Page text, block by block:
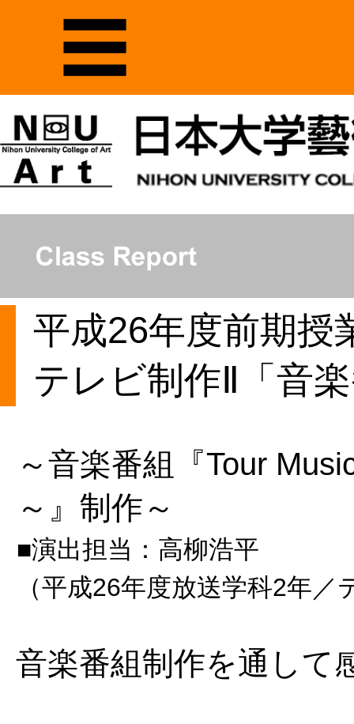
平成26年度前期授
テレビ制作Ⅱ「音
～音楽番組『Tour
～』制作～
■演出担当：高柳浩平
（平成26年度放送学科2年
音楽番組制作を通して